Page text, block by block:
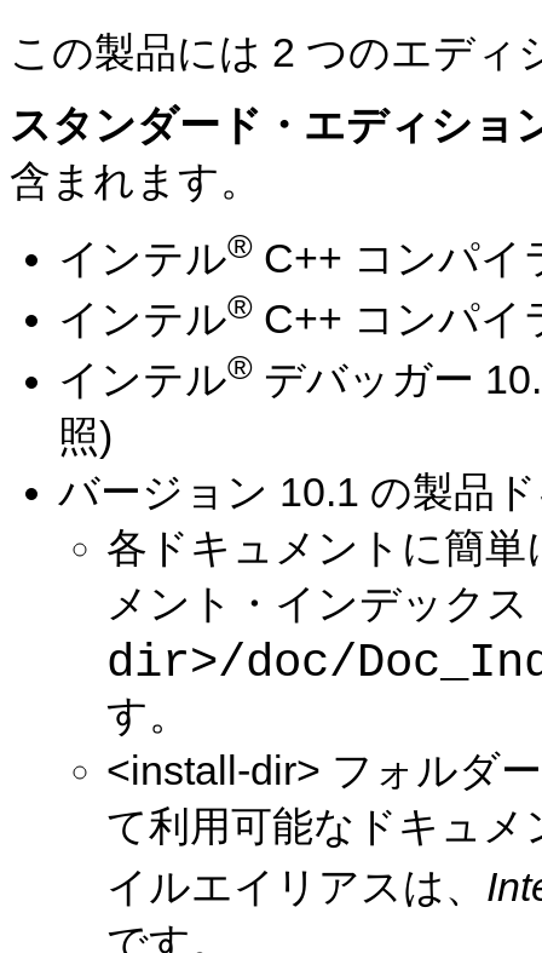
この製品には 2 つのエディ
スタンダード・エディショ
含まれます。
インテル® C++ コンパイ
インテル® C++ コンパイ
インテル® デバッガー
照)
バージョン 10.1 の製品
各ドキュメントに簡
メント・インデックス
dir>/doc/
す。
<install-dir> フォルダ
て利用可能なドキュ
イルエイリアスは、
です。